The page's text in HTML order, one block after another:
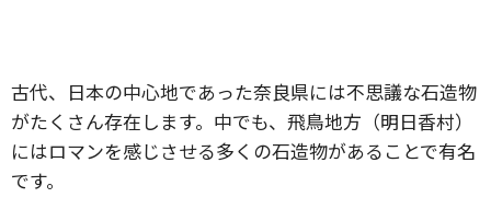
古代、日本の中心地であった奈良県には不思議な石造物
がたくさん存在します。中でも、飛鳥地方（明日香村）
にはロマンを感じさせる多くの石造物があることで有名
です。